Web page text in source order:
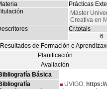
Prácticas
Máster
Creativa en
Cr.totais
6
Resultados de Formación e
Planificación
Avaliación
Básica
UVIGO,